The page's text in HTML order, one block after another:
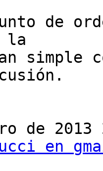
de
la
simple
de
en